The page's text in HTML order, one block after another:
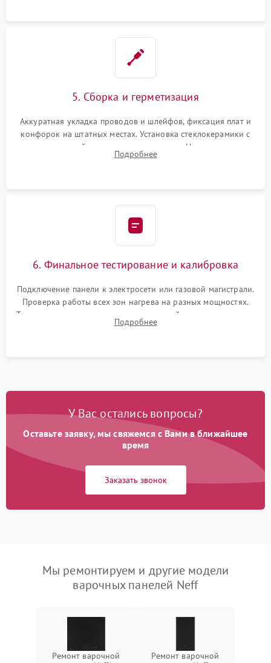
5. Сборка и герметизация
Аккуратная укладка проводов и шлейфов, фиксация плат и
конфорок на штатных местах. Установка стеклокерамики с
проверкой равномерности зазоров. Нанесение
термостойкого герметика или укладка уплотнительной
Подробнее
6. Финальное тестирование и калибровка
Подключение панели к электросети или газовой магистрали.
Проверка работы всех зон нагрева на разных мощностях.
Тестирование сенсорного управления, таймера, индикаторов
остаточного тепла и систем защиты от перегрева.
Подробнее
У Вас остались вопросы?
Оставьте заявку, мы свяжемся с Вами в ближайшее
время
Заказать звонок
Мы ремонтируем и другие модели
варочных панелей Neff
Ремонт варочной
Ремонт варочной